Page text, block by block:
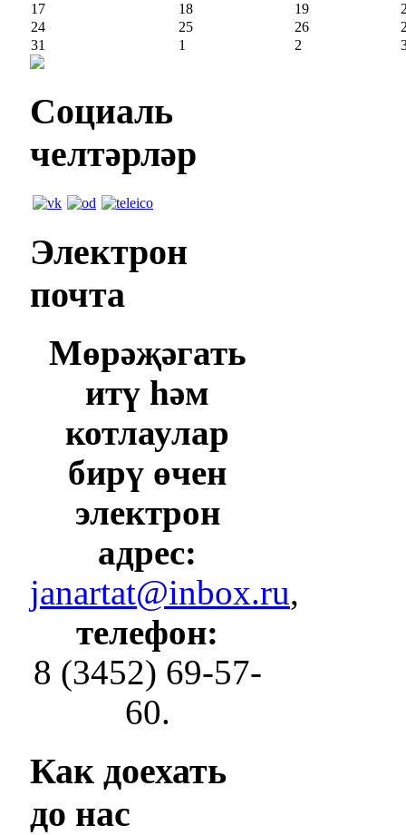
17
18 19
24
25 26
31
1 2
Социаль
челтәрләр
Электрон
почта
Мөрәҗәгать
итү һәм
котлаулар
бирү өчен
электрон
адрес:
janartat@inbox.ru,
телефон:
8 (3452) 69-57-
60.
Как доехать
до нас